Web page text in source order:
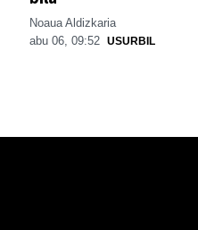
Noaua Aldizkaria
abu 06, 09:52 USURBIL